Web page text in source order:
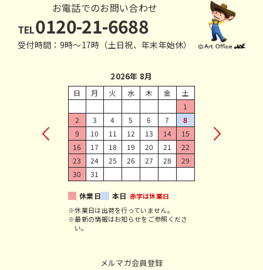
お電話でのお問い合わせ
TEL0120-21-6688
受付時間：9時〜17時（土日祝、年末年始休）
メルマガ会員登録
2026年 8月
日 月 火 水 木 金
土
1
2
3 4 5 6 7
8
9
10 11 12 13 14
15
16
17 18 19 20 21
22
23
24 25 26 27 28
29
30
31
休業日 本日 赤字は休業日
※休業日は出荷を行っていません。
※最新の情報はお知らせをご参照くださ
い。